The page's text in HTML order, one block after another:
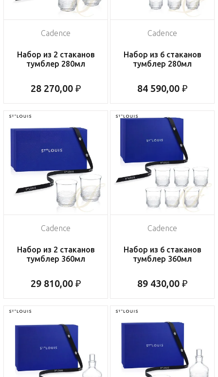
Cadence
Набор из 2 стаканов
тумблер 280мл
28 270,00 ₽
Cadence
Набор из 6 стаканов
тумблер 280мл
84 590,00 ₽
Cadence
Набор из 2 стаканов
тумблер 360мл
29 810,00 ₽
Cadence
Набор из 6 стаканов
тумблер 360мл
89 430,00 ₽